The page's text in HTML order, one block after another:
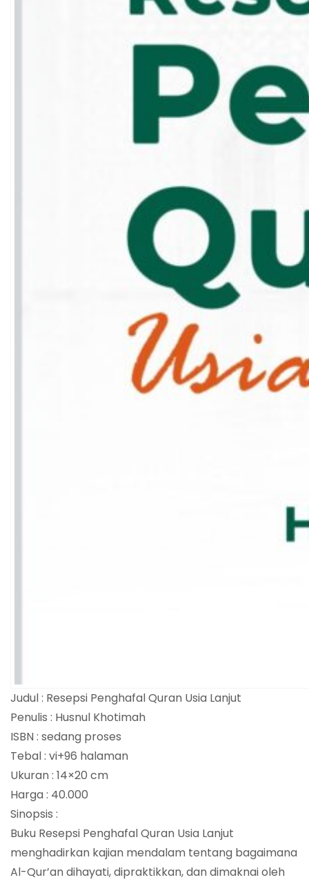
Judul : Resepsi Penghafal Quran Usia Lanjut
Penulis : Husnul Khotimah
ISBN : sedang proses
Tebal : vi+96 halaman
Ukuran : 14×20 cm
Harga : 40.000
Sinopsis :
Buku Resepsi Penghafal Quran Usia Lanjut
menghadirkan kajian mendalam tentang bagaimana
Al-Qur’an dihayati, dipraktikkan, dan dimaknai oleh